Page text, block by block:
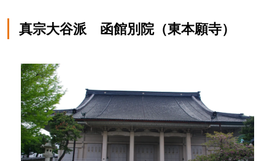
真宗大谷派 函館別院（東本願寺）